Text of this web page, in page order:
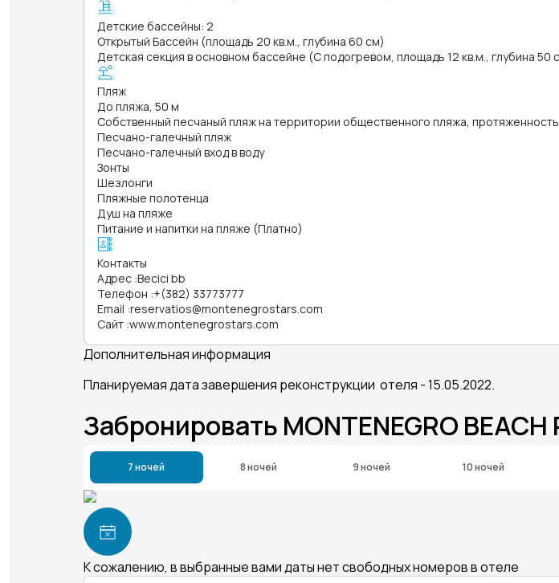
Детские бассейны: 2
Открытый Бассейн (площадь 20 кв.м., глубина 60 см)
Детская секция в основном бассейне (С подогревом, площадь 12 кв.м., глубина 50
Пляж
До пляжа, 50 м
Собственный песчаный пляж на территории общественного пляжа,
Песчано-галечный пляж
Песчано-галечный вход в воду
Зонты
Шезлонги
Пляжные полотенца
Душ на пляже
Питание и напитки на пляже (Платно)
Контакты
Адрес :Becici bb
Телефон :+(382) 33773777
Email :reservatios@montenegrostars.com
Сайт :www.montenegrostars.com
Дополнительная информация
Планируемая дата завершения реконструкции отеля - 15.05.2022.
Забронировать MONTENEGRO BEACH
7 ночей 8 ночей 9 ночей 10 ночей
К сожалению, в выбранные вами даты нет свободных номеров в отеле